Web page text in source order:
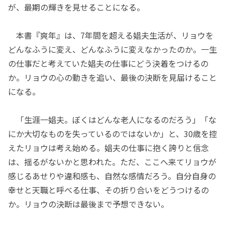
が、最期の輝きを見せることになる。
本書『爽年』は、7年間を超える娼夫生活が、リョウを
どんなふうに変え、どんなふうに変えなかったのか。一生
の仕事だと考えていた娼夫の仕事にどう決着をつけるの
か。リョウの心の動きを追い、最後の決断を見届けること
になる。
「生涯一娼夫。ぼくはどんな老人になるのだろう」「な
にか大切なものを失っているのではないか」と、30歳を控
えたリョウは考え始める。娼夫の仕事に抱く誇りと信念
は、揺るがないかと思われた。ただ、ここへ来てリョウが
感じるあせりや違和感も、自然な感情だろう。自分自身の
幸せと天職と呼べる仕事、その折り合いをどうつけるの
か。リョウの決断は最後まで予想できない。